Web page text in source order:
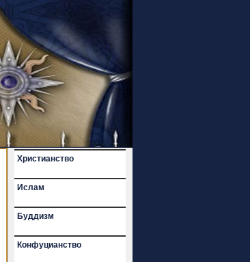
Христианство
Ислам
Буддизм
Конфуцианство